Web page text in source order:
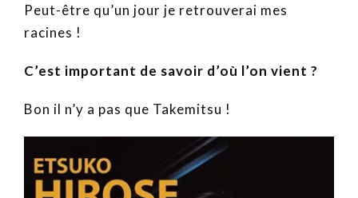
Peut-être qu’un jour je retrouverai mes
racines !
C’est important de savoir d’où l’on vient ?
Bon il n’y a pas que Takemitsu !